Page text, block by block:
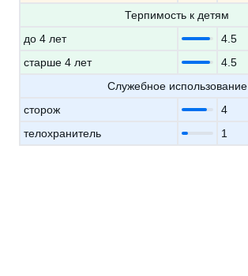
Терпимость к детям
до 4 лет
4.5
старше 4 лет
4.5
Служебное использование
сторож
4
телохранитель
1